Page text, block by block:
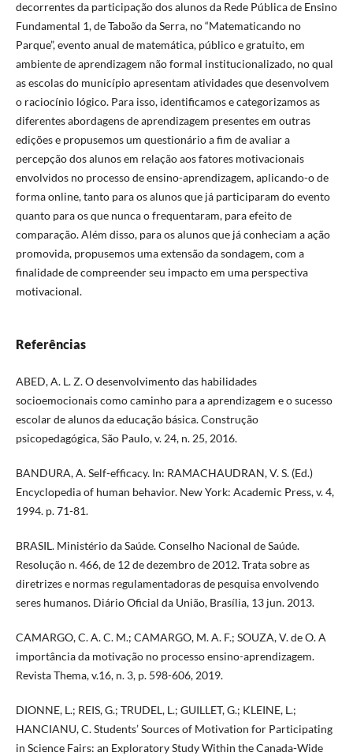
decorrentes da participação dos alunos da Rede Pública de Ensino
Fundamental 1, de Taboão da Serra, no “Matematicando no
Parque”, evento anual de matemática, público e gratuito, em
ambiente de aprendizagem não formal institucionalizado, no qual
as escolas do município apresentam atividades que desenvolvem
o raciocínio lógico. Para isso, identificamos e categorizamos as
diferentes abordagens de aprendizagem presentes em outras
edições e propusemos um questionário a fim de avaliar a
percepção dos alunos em relação aos fatores motivacionais
envolvidos no processo de ensino-aprendizagem, aplicando-o de
forma online, tanto para os alunos que já participaram do evento
quanto para os que nunca o frequentaram, para efeito de
comparação. Além disso, para os alunos que já conheciam a ação
promovida, propusemos uma extensão da sondagem, com a
finalidade de compreender seu impacto em uma perspectiva
motivacional.
Referências
ABED, A. L. Z. O desenvolvimento das habilidades
socioemocionais como caminho para a aprendizagem e o sucesso
escolar de alunos da educação básica. Construção
psicopedagógica, São Paulo, v. 24, n. 25, 2016.
BANDURA, A. Self-efficacy. In: RAMACHAUDRAN, V. S. (Ed.)
Encyclopedia of human behavior. New York: Academic Press, v. 4,
1994. p. 71-81.
BRASIL. Ministério da Saúde. Conselho Nacional de Saúde.
Resolução n. 466, de 12 de dezembro de 2012. Trata sobre as
diretrizes e normas regulamentadoras de pesquisa envolvendo
seres humanos. Diário Oficial da União, Brasília, 13 jun. 2013.
CAMARGO, C. A. C. M.; CAMARGO, M. A. F.; SOUZA, V. de O. A
importância da motivação no processo ensino-aprendizagem.
Revista Thema, v.16, n. 3, p. 598-606, 2019.
DIONNE, L.; REIS, G.; TRUDEL, L.; GUILLET, G.; KLEINE, L.;
HANCIANU, C. Students’ Sources of Motivation for Participating
in Science Fairs: an Exploratory Study Within the Canada-Wide